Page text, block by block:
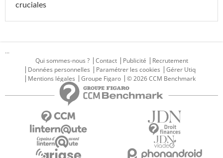
cruciales
...
Qui sommes-nous ?
Contact Publicité
Recrutement
Données personnelles
Paramétrer les cookies
Gérer Utiq
Mentions légales
Groupe Figaro © 2026 CCM Benchmark